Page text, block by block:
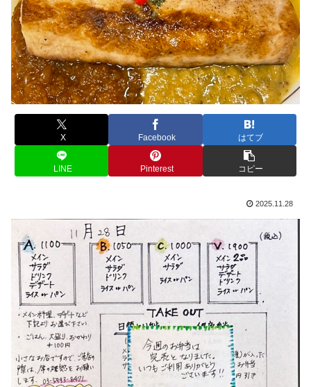
X Facebook はてブ
LINE Pinterest コピー
2025.11.28